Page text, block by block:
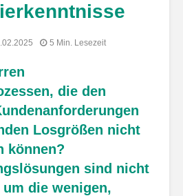
5 Min. Lesezeit
die den
Losgrößen nicht
können?
sind nicht
die wenigen,